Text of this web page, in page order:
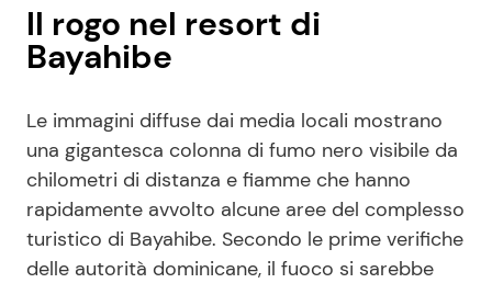
Il rogo nel resort di
Bayahibe
Le immagini diffuse dai media locali mostrano
una gigantesca colonna di fumo nero visibile da
chilometri di distanza e fiamme che hanno
rapidamente avvolto alcune aree del complesso
turistico di Bayahibe. Secondo le prime verifiche
delle autorità dominicane, il fuoco si sarebbe